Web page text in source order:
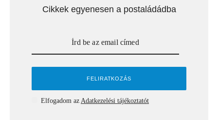
Cikkek egyenesen a postaládádba
Elfogadom az Adatkezelési tájékoztatót